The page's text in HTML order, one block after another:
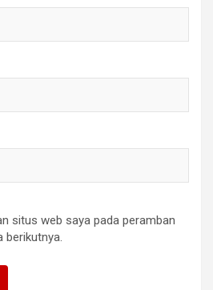
situs web saya pada peramban